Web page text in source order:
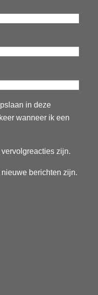
in deze
wanneer ik een
zijn.
berichten zijn.